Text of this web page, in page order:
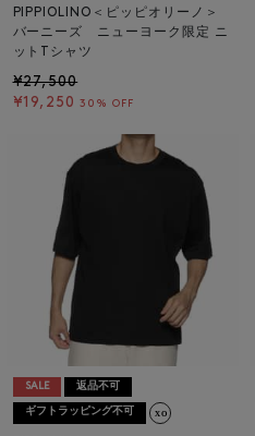
PIPPIOLINO＜ピッピオリーノ＞
バーニーズ ニューヨーク限定 ニ
ットTシャツ
¥27,500
¥19,250 30% OFF
SALE 返品不可
ギフトラッピング不可